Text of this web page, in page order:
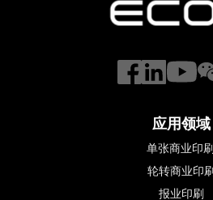
应用领域
单张商业印刷
轮转商业印刷
报业印刷